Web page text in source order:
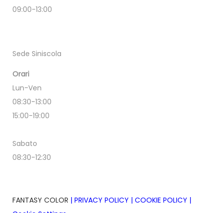
09:00-13:00
Sede Siniscola
Orari
Lun-Ven
08:30-13:00
15:00-19:00
Sabato
08:30-12:30
FANTASY COLOR | PRIVACY POLICY | COOKIE POLICY |